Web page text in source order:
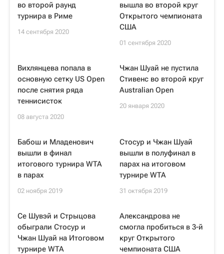
во второй раунд
турнира в Риме
14 сентября 2020
вышла во второй круг
Открытого чемпионата
США
01 сентября 2020
Вихлянцева попала в
основную сетку US Open
после снятия ряда
теннисисток
08 августа 2020
Чжан Шуай не пустила
Стивенс во второй круг
Australian Open
20 января 2020
Бабош и Младенович
вышли в финал
итогового турнира WTA
в парах
02 ноября 2019
Стосур и Чжан Шуай
вышли в полуфинал в
парах на итоговом
турнире WTA
31 октября 2019
Се Шувэй и Стрыцова
обыграли Стосур и
Чжан Шуай на Итоговом
турнире WTA
Александрова не
смогла пробиться в 3-й
круг Открытого
чемпионата США